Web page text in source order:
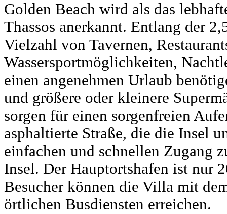
Golden Beach wird als das
Thassos anerkannt. Entlang der
Vielzahl von Tavernen,
Wassersportmöglichkeiten,
einen angenehmen Urlaub
und größere oder kleinere
sorgen für einen sorgenfreien
asphaltierte Straße, die die Insel
einfachen und schnellen Zugang
Insel. Der Hauptortshafen ist nur
Besucher können die Villa mit
örtlichen Busdiensten erreichen.